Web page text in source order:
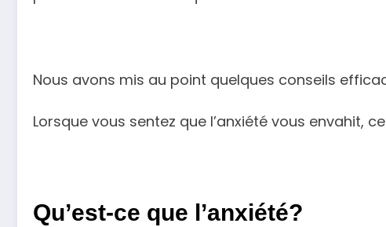
Nous avons mis au point quelques conseils
Lorsque vous sentez que l’anxiété vous envahit,
Qu’est-ce que l’anxiété?